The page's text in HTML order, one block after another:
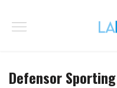
Defensor